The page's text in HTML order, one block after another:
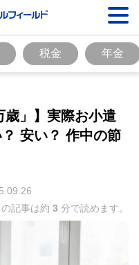
税金 年金
歳」】実際お小遣
安い？ 作中の節
の記事は約 3 分で読めます。